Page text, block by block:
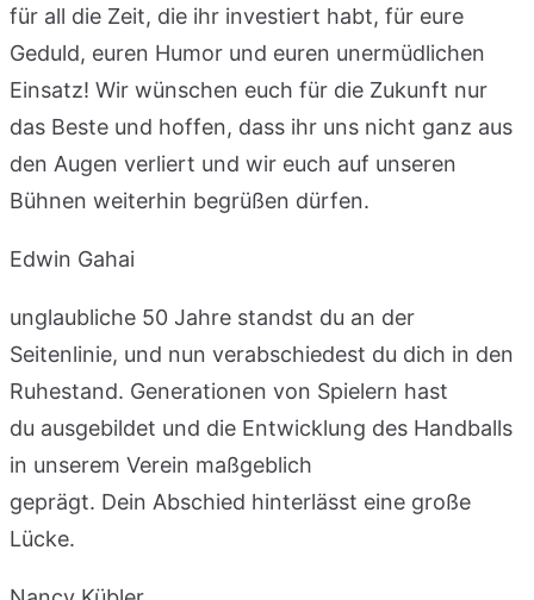
für all die Zeit, die ihr investiert habt, für eure
Geduld, euren Humor und euren unermüdlichen
Einsatz! Wir wünschen euch für die Zukunft nur
das Beste und hoffen, dass ihr uns nicht ganz aus
den Augen verliert und wir euch auf unseren
Bühnen weiterhin begrüßen dürfen.
Edwin Gahai
unglaubliche 50 Jahre standst du an der
Seitenlinie, und nun verabschiedest du dich in den
Ruhestand. Generationen von Spielern hast
du ausgebildet und die Entwicklung des Handballs
in unserem Verein maßgeblich
geprägt. Dein Abschied hinterlässt eine große
Lücke.